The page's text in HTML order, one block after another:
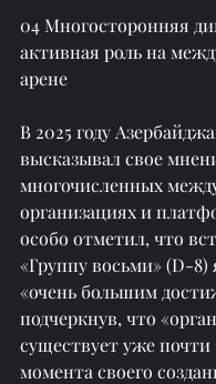
04 Многосторонняя
активная роль на
арене
В 2025 году
высказывал свое
многочисленных
организациях и
особо отметил, что
«Группу восьми» (D-8)
«очень большим
подчеркнув, что
существует уже почти
момента своего